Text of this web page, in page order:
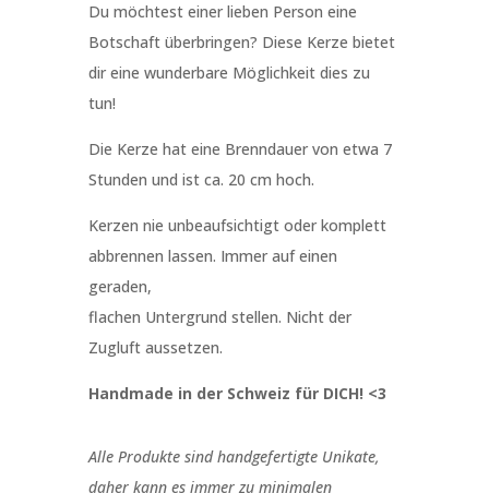
Du möchtest einer lieben Person eine
Botschaft überbringen? Diese Kerze bietet
dir eine wunderbare Möglichkeit dies zu
tun!
Die Kerze hat eine Brenndauer von etwa 7
Stunden und ist ca. 20 cm hoch.
Kerzen nie unbeaufsichtigt oder komplett
abbrennen lassen. Immer auf einen
geraden,
flachen Untergrund stellen. Nicht der
Zugluft aussetzen.
Handmade in der Schweiz für DICH! <3
Alle Produkte sind handgefertigte Unikate,
daher kann es immer zu minimalen